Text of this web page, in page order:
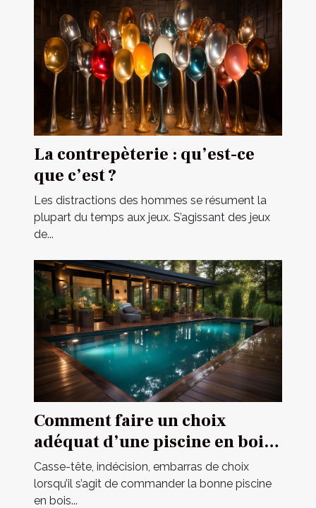
La contrepèterie : qu’est-ce
que c’est ?
Les distractions des hommes se résument la
plupart du temps aux jeux. S’agissant des jeux
de...
Comment faire un choix
adéquat d’une piscine en bois
en 2021 ?
Casse-tête, indécision, embarras de choix
lorsqu’il s’agit de commander la bonne piscine
en bois...